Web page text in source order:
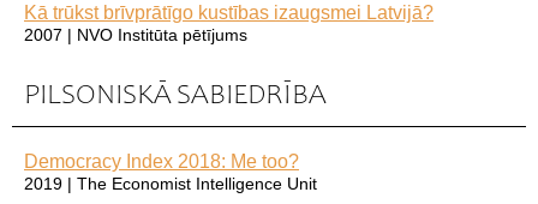
Kā trūkst brīvprātīgo kustības izaugsmei Latvijā?
2007 | NVO Institūta pētījums
PILSONISKĀ SABIEDRĪBA
Democracy Index 2018: Me too?
2019 | The Economist Intelligence Unit